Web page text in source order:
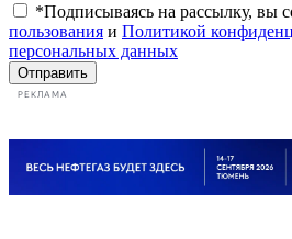
*Подписываясь на рассылку, вы
пользования и Политикой
персональных данных
Отправить
РЕКЛАМА